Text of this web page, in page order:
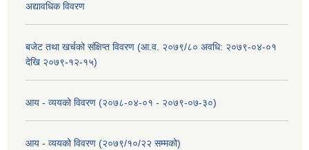
अद्यावधिक विवरण
बजेट तथा खर्चको संक्षिप्त विवरण (आ.व. २०७९/८० अवधि: २०७९-०४-०१
देखि २०७९-१२-१५)
आय - व्ययको विवरण (२०७८-०४-०१ - २०७९-०७-३०)
आय - व्ययको विवरण (२०७९/१०/२२ सम्मको)